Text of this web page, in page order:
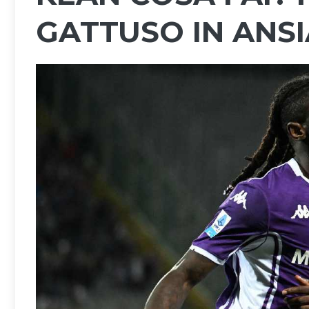
GATTUSO IN